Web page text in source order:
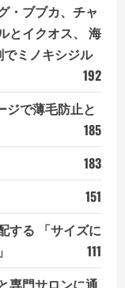
・ブブカ、チャ
とイクオス、 海
ミノキシジル
192
ジで薄毛防止と
185
183
151
する 「サイズに
111
専門サロンに通